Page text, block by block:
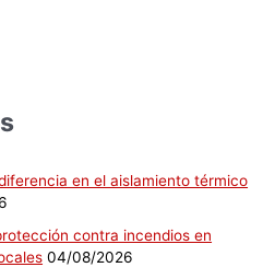
en el aislamiento térmico
contra incendios en
04/08/2026